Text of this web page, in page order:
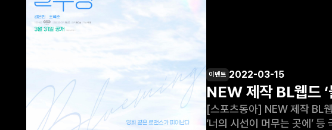
이벤트 2022-03-15
NEW 제작 BL웹드 ‘
[스포츠동아] NEW 제작 BL웹드 ‘블루밍’, 3월
‘너의 시선이 머무는 곳에’